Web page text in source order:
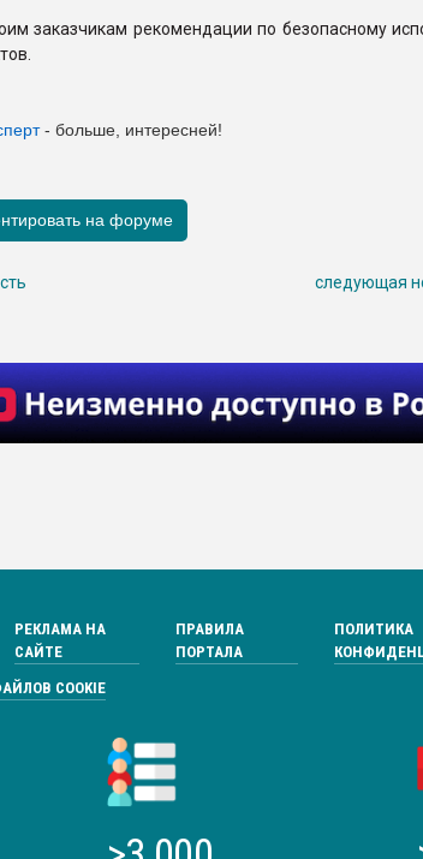
заказчикам рекомендации по безопасному
- больше, интересней!
следующая
РЕКЛАМА НА
САЙТЕ
ПРАВИЛА
ПОРТАЛА
ПОЛИТИКА
COOKIE